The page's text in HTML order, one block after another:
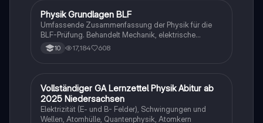
vorbereiten und ihre mathematischen Fähigkeiten
verbessern möchten.
Physik
Physik Grundlagen BLF
Umfassende Zusammenfassung der Physik für die
BLF-Prüfung. Behandelt Mechanik, elektrische
Schaltungen, elektromagnetische Induktion, Optik
und mehr. Ideal für Studierende zur Vorbereitung auf
Lichtbrechung.
10 17,184 608
Physik
Vollständiger GA Lernzettel Physik Abitur ab
2025 Niedersachsen
Elektrizität (E- und B- Felder), Schwingungen und
Wellen, Atomhülle, Quantenphysik, Atomkern